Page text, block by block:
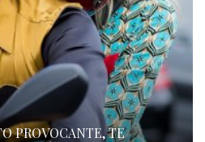
PROVOCANTE, TE